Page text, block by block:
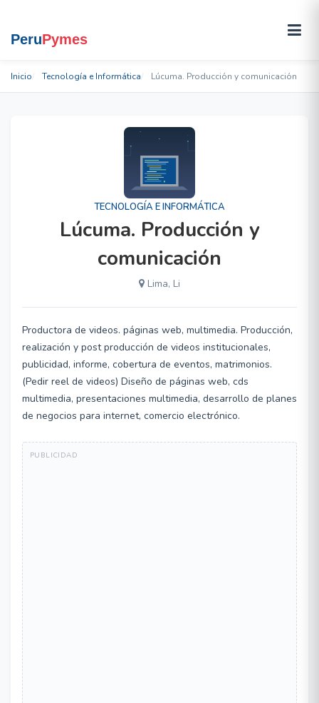
Inicio Tecnología e Informática Lúcuma. Producción y comunicación
TECNOLOGÍA E INFORMÁTICA
Lúcuma. Producción y
comunicación
Lima, Li
Productora de videos. páginas web, multimedia. Producción,
realización y post producción de videos institucionales,
publicidad, informe, cobertura de eventos, matrimonios.
(Pedir reel de videos) Diseño de páginas web, cds
multimedia, presentaciones multimedia, desarrollo de planes
de negocios para internet, comercio electrónico.